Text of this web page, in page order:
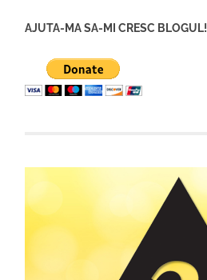
AJUTA-MA SA-MI CRESC BLOGUL!